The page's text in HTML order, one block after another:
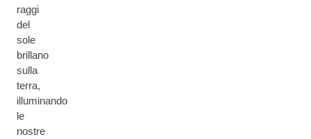
raggi
del
sole
brillano
sulla
terra,
illuminando
le
nostre